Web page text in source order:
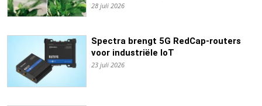
28 juli 2026
Spectra brengt 5G RedCap-routers
voor industriële IoT
23 juli 2026